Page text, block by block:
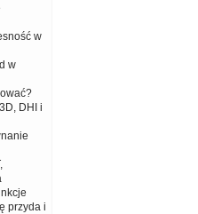
w
w
DHI i
przyda i